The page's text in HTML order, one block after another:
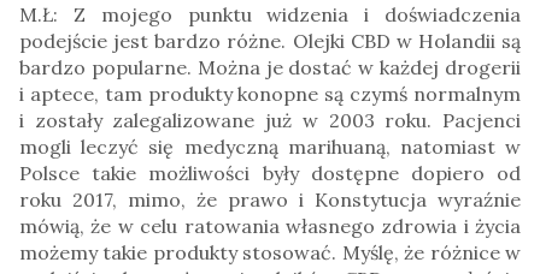
M.Ł: Z mojego punktu widzenia i doświadczenia
podejście jest bardzo różne. Olejki CBD w Holandii są
bardzo popularne. Można je dostać w każdej drogerii
i aptece, tam produkty konopne są czymś normalnym
i zostały zalegalizowane już w 2003 roku. Pacjenci
mogli leczyć się medyczną marihuaną, natomiast w
Polsce takie możliwości były dostępne dopiero od
roku 2017, mimo, że prawo i Konstytucja wyraźnie
mówią, że w celu ratowania własnego zdrowia i życia
możemy takie produkty stosować. Myślę, że różnice w